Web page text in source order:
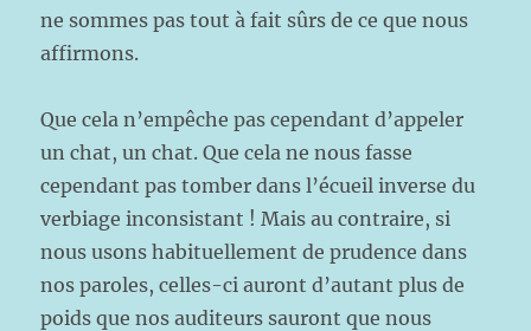
ne sommes pas tout à fait sûrs de ce que nous
affirmons.
Que cela n’empêche pas cependant d’appeler
un chat, un chat. Que cela ne nous fasse
cependant pas tomber dans l’écueil inverse du
verbiage inconsistant ! Mais au contraire, si
nous usons habituellement de prudence dans
nos paroles, celles-ci auront d’autant plus de
poids que nos auditeurs sauront que nous